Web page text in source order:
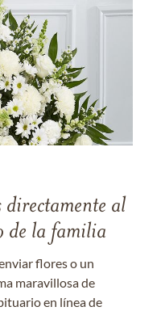
directamente al
de la familia
flores o un
maravillosa de
en línea de